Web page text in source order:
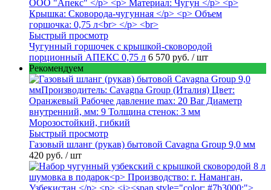
Быстрый просмотр
Чугунный горшочек с крышкой-сковородой
порционный АПЕКС 0,75 л 6 570 руб. / шт
Рекомендуем
Быстрый просмотр
Газовый шланг (рукав) бытовой Cavagna Group 9,0 мм
420 руб. / шт